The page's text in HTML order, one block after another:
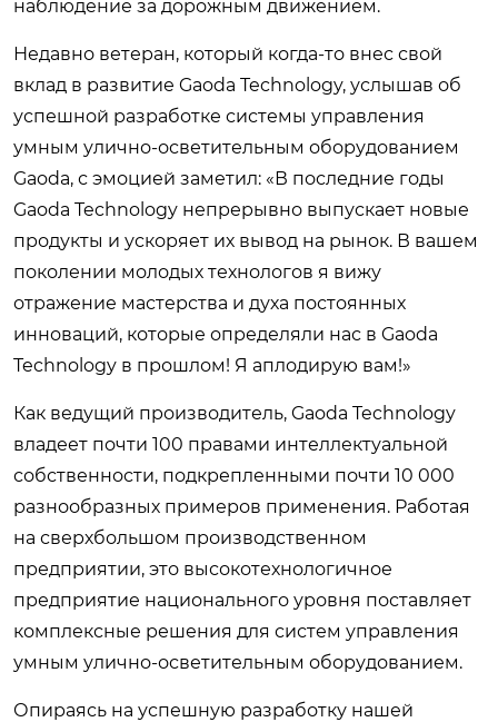
наблюдение за дорожным движением.
Недавно ветеран, который когда-то внес свой
вклад в развитие Gaoda Technology, услышав об
успешной разработке системы управления
умным улично-осветительным оборудованием
Gaoda, с эмоцией заметил: «В последние годы
Gaoda Technology непрерывно выпускает новые
продукты и ускоряет их вывод на рынок. В вашем
поколении молодых технологов я вижу
отражение мастерства и духа постоянных
инноваций, которые определяли нас в Gaoda
Technology в прошлом! Я аплодирую вам!»
Как ведущий производитель, Gaoda Technology
владеет почти 100 правами интеллектуальной
собственности, подкрепленными почти 10 000
разнообразных примеров применения. Работая
на сверхбольшом производственном
предприятии, это высокотехнологичное
предприятие национального уровня поставляет
комплексные решения для систем управления
умным улично-осветительным оборудованием.
Опираясь на успешную разработку нашей